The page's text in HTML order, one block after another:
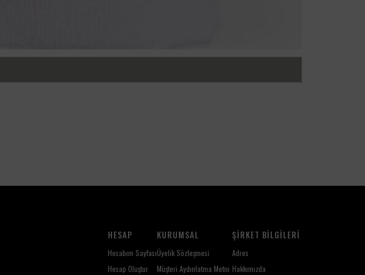
HESAP
Hesabım Sayfası
Hesap Oluştur
KURUMSAL
Üyelik Sözleşmesi
Müşteri Aydınlatma Metni
ŞIRKET BILGILERI
Adres
Hakkımızda